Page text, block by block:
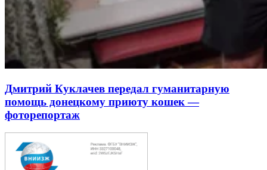
Дмитрий Куклачев передал гуманитарную
помощь донецкому приюту кошек —
фоторепортаж